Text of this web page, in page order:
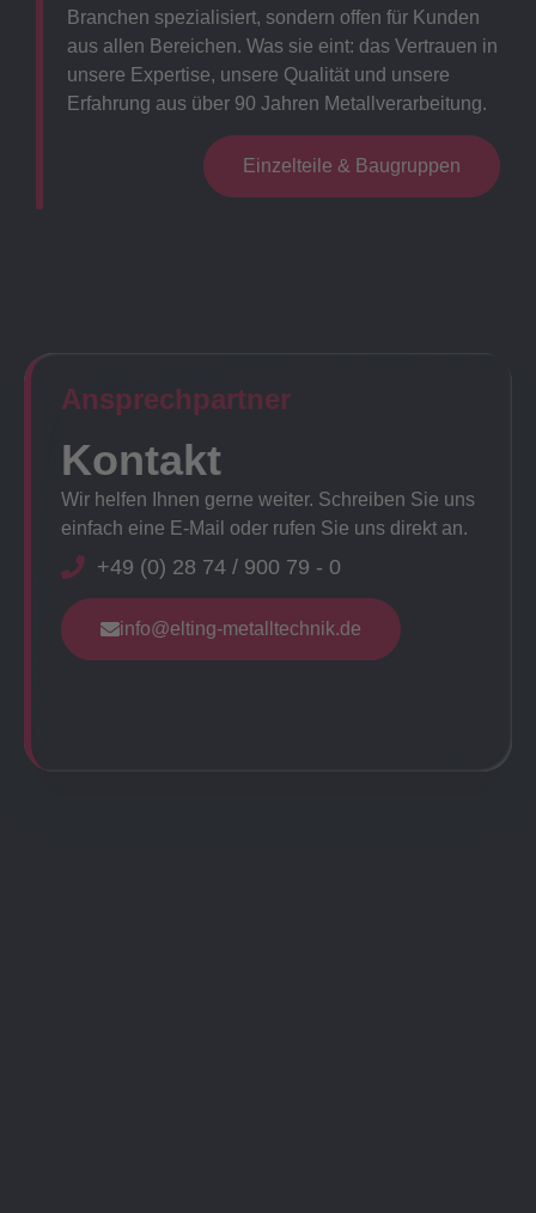
Branchen spezialisiert, sondern offen für Kunden
aus allen Bereichen. Was sie eint: das Vertrauen in
unsere Expertise, unsere Qualität und unsere
Erfahrung aus über 90 Jahren Metallverarbeitung.
Einzelteile & Baugruppen
Ansprechpartner​
Kontakt
Wir helfen Ihnen gerne weiter. Schreiben Sie uns
einfach eine E-Mail oder rufen Sie uns direkt an.
+49 (0) 28 74 / 900 79 - 0
info@elting-metalltechnik.de